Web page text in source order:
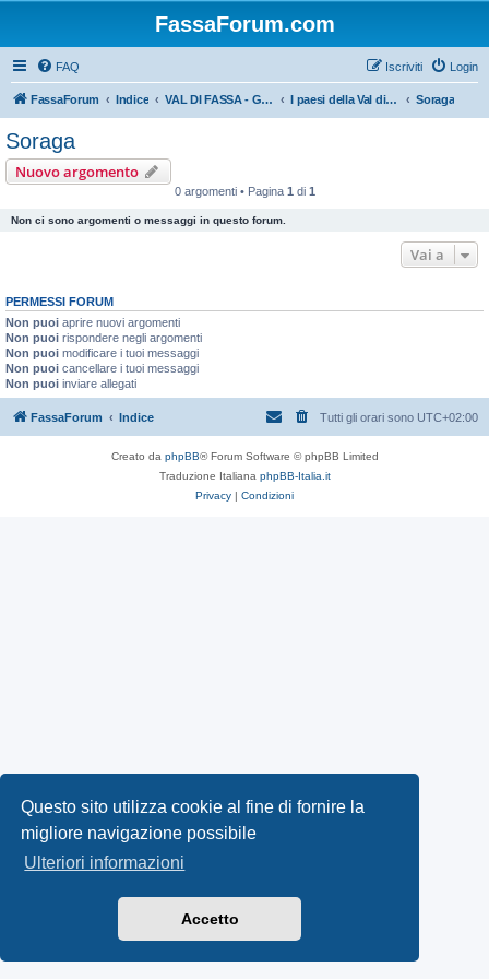
Questo sito utilizza cookie al fine di fornire la
migliore navigazione possibile
Ulteriori informazioni
Accetto
FassaForum.com
FAQ Login
Iscriviti
FassaForum Indice VAL DI FASSA - GENERALE I paesi della Val di Fassa Soraga
Soraga
Nuovo argomento
0 argomenti • Pagina 1 di 1
Non ci sono argomenti o messaggi in questo forum.
Vai a
PERMESSI FORUM
Non puoi aprire nuovi argomenti
Non puoi rispondere negli argomenti
Non puoi modificare i tuoi messaggi
Non puoi cancellare i tuoi messaggi
Non puoi inviare allegati
FassaForum Indice Tutti gli orari sono UTC+02:00
Creato da phpBB® Forum Software © phpBB Limited
Traduzione Italiana phpBB-Italia.it
Privacy | Condizioni